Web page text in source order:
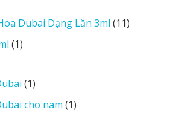
phẩm
Dubai Dạng Lăn 3ml 1111
11
11
cho nam 11